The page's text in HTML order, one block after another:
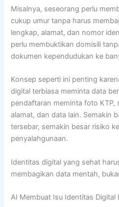
Misalnya, seseorang perlu
cukup umur tanpa harus
lengkap, alamat, dan nomor
perlu membuktikan domisili
dokumen kependudukan ke
Konsep seperti ini penting
digital terbiasa meminta data
pendaftaran meminta foto KTP,
alamat, dan data lain. Semakin
tersebar, semakin besar risiko
penyalahgunaan.
Identitas digital yang sehat
membagikan data mentah,
AI Membuat Isu Identitas Digital